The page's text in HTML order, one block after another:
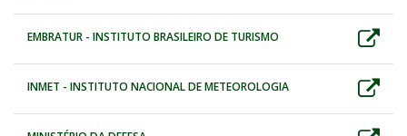
EMBRATUR - INSTITUTO BRASILEIRO DE TURISMO
INMET - INSTITUTO NACIONAL DE METEOROLOGIA